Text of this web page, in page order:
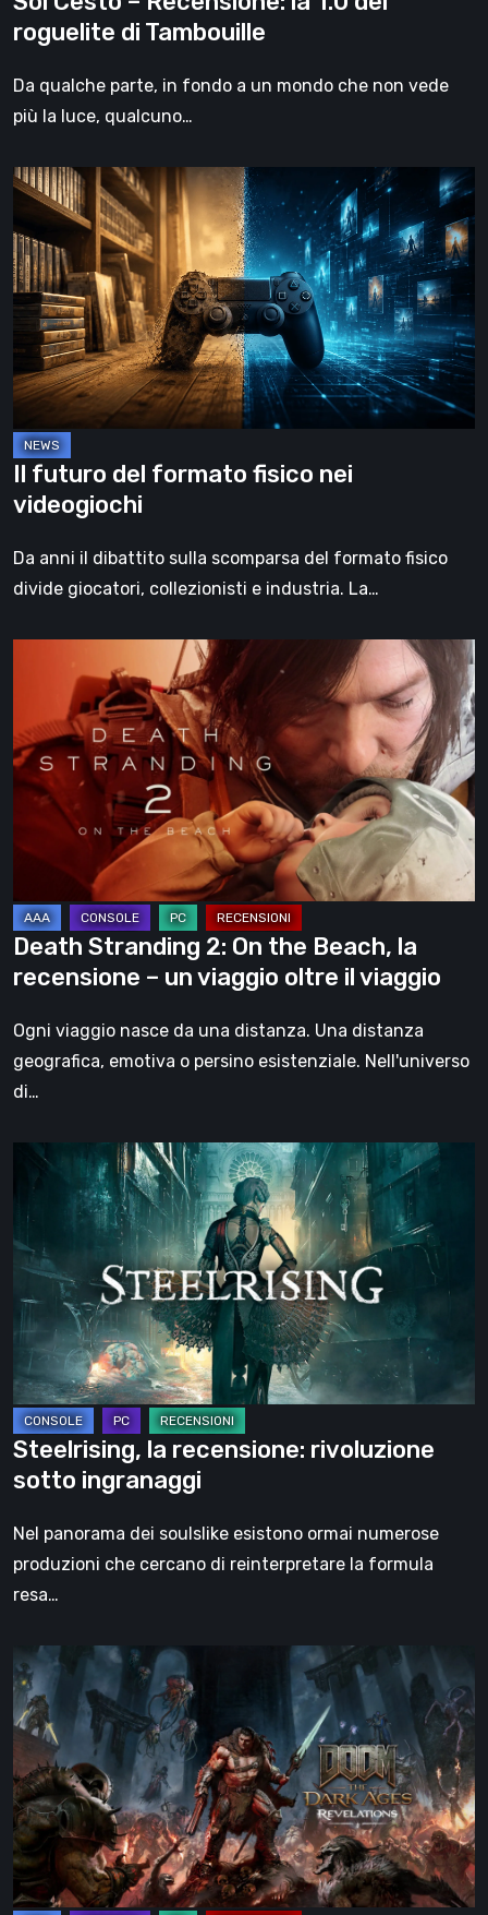
roguelite di Tambouille
Da qualche parte, in fondo a un mondo che non vede
più la luce, qualcuno…
Il
futuro
del
formato
fisico
videogiochi
Il futuro del formato fisico nei
videogiochi
Da anni il dibattito sulla scomparsa del formato fisico
divide giocatori, collezionisti e industria. La…
Stranding
On
the
Beach,
recensione
–
un
viaggio
oltre
il
Death Stranding 2: On the Beach, la
recensione – un viaggio oltre il viaggio
Ogni viaggio nasce da una distanza. Una distanza
geografica, emotiva o persino esistenziale. Nell'universo
di…
Steelrising,
recensione:
rivoluzione
sotto
ingranaggi
Steelrising, la recensione: rivoluzione
sotto ingranaggi
Nel panorama dei soulslike esistono ormai numerose
produzioni che cercano di reinterpretare la formula
resa…
DOOM:
The
Dark
Ages
–
Revelations,
la
recensione
|